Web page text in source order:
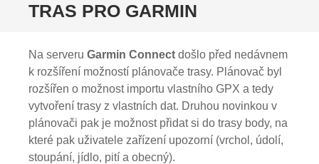
TRAS PRO GARMIN
Na serveru Garmin Connect došlo před nedávnem
k rozšíření možností plánovače trasy. Plánovač byl
rozšířen o možnost importu vlastního GPX a tedy
vytvoření trasy z vlastních dat. Druhou novinkou v
plánovači pak je možnost přidat si do trasy body, na
které pak uživatele zařízení upozorní (vrchol, údolí,
stoupání, jídlo, pití a obecný).